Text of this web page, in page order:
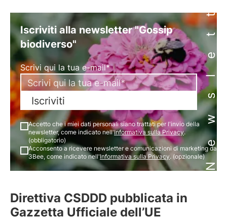
Newsletter
Iscriviti alla newsletter "Gossip
biodiverso"
Scrivi qui la tua e-mail*
Iscriviti
Accetto che i miei dati personali siano trattati per l'invio della
newsletter, come indicato nell'Informativa sulla Privacy.
(obbligatorio)
Acconsento a ricevere newsletter e comunicazioni di marketing da
3Bee, come indicato nell'Informativa sulla Privacy. (opzionale)
Direttiva CSDDD pubblicata in
Gazzetta Ufficiale dell’UE